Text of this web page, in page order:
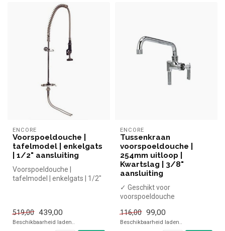
ENCORE
Voorspoeldouche |
tafelmodel | enkelgats
| 1/2" aansluiting
Voorspoeldouche |
tafelmodel | enkelgats | 1/2"
519,00 439,00
Beschikbaarheid laden..
ENCORE
Tussenkraan
voorspoeldouche |
254mm uitloop |
Kwartslag | 3/8"
aansluiting
✓ Geschikt voor
voorspoeldouche
✓ Volledig zwenkbaar
✓...
116,00 99,00
Beschikbaarheid laden..